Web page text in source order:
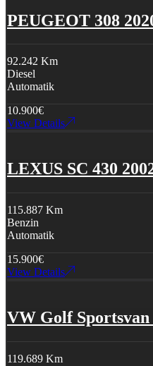
PEUGEOT 308
92.242 Km
Diesel
Automatik
10.900€
View Details
LEXUS SC 430
115.887 Km
Benzin
Automatik
15.900€
View Details
VW Golf Sportsvan
119.689 Km